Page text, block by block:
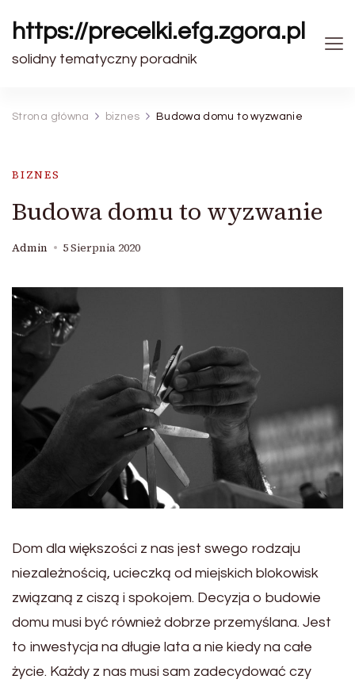
https://precelki.efg.zgora.pl
solidny tematyczny poradnik
Strona główna biznes Budowa domu to wyzwanie
BIZNES
Budowa domu to wyzwanie
Admin 5 Sierpnia 2020
Dom dla większości z nas jest swego rodzaju
niezależnością, ucieczką od miejskich blokowisk
związaną z ciszą i spokojem. Decyzja o budowie
domu musi być również dobrze przemyślana. Jest
to inwestycja na długie lata a nie kiedy na całe
życie. Każdy z nas musi sam zadecydować czy